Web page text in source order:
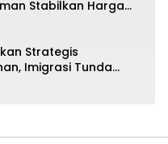
Stabilkan Harga
Strategis
Imigrasi Tunda
Putih